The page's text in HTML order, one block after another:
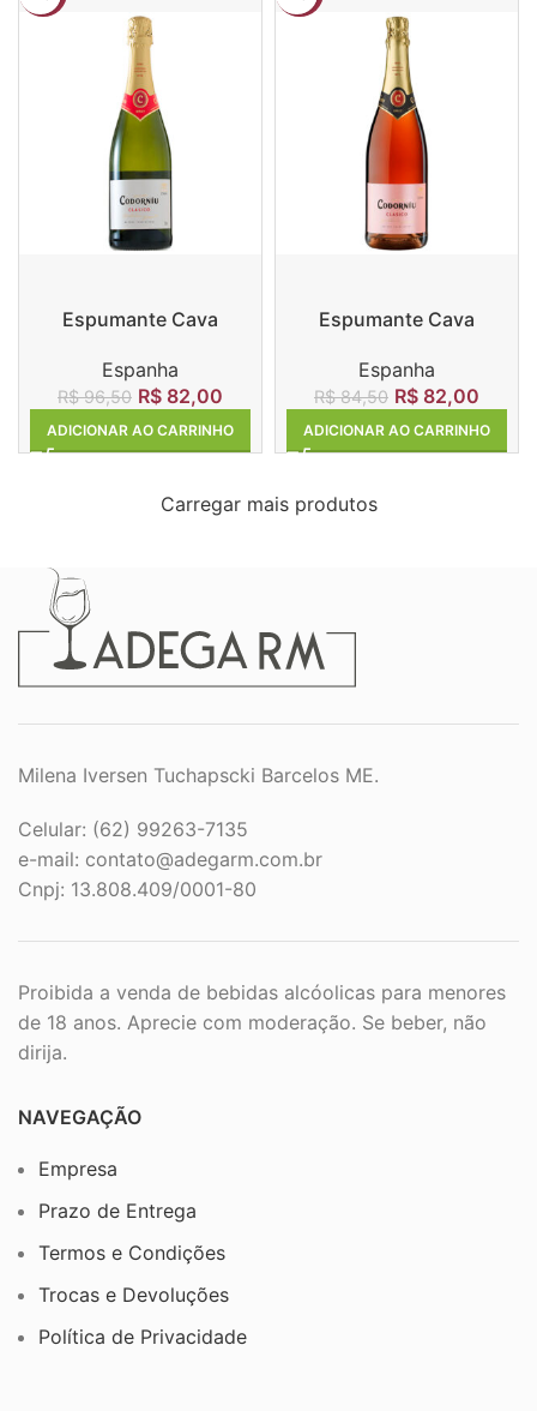
Espumante Cava
Espanha
R$96,50 R$ 82,00
ADICIONAR AO CARRINHO
Espumante Cava
Espanha
R$84,50 R$ 82,00
ADICIONAR AO CARRINHO
Carregar mais produtos
Milena Iversen Tuchapscki Barcelos ME.
Celular: (62) 99263-7135
e-mail: contato@adegarm.com.br
Cnpj: 13.808.409/0001-80
Proibida a venda de bebidas alcóolicas para menores
de 18 anos. Aprecie com moderação. Se beber, não
dirija.
NAVEGAÇÃO
Empresa
Prazo de Entrega
Termos e Condições
Trocas e Devoluções
Política de Privacidade